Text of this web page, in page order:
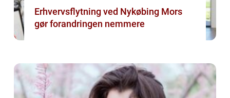
Erhvervsflytning ved Nykøbing Mors
gør forandringen nemmere